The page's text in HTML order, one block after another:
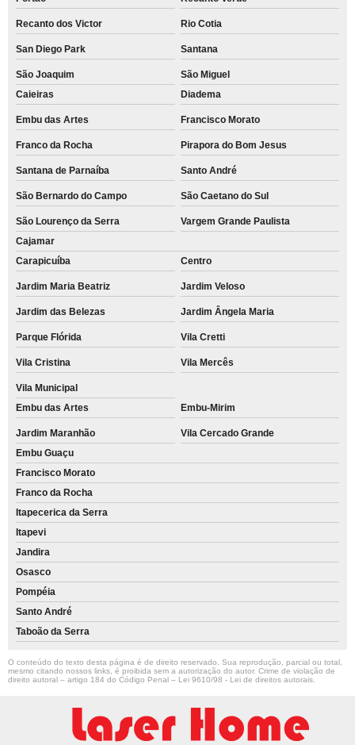
Recanto dos Victor Rio Cotia
San Diego Park Santana
São Joaquim
São Miguel
Caieiras
Diadema
Embu das Artes Francisco Morato
Franco da Rocha Pirapora do Bom Jesus
Santana de Parnaíba Santo André
São Bernardo do Campo São Caetano do Sul
São Lourenço da Serra
Vargem Grande Paulista
Cajamar
Carapicuíba
Centro
Jardim Maria Beatriz Jardim Veloso
Jardim das Belezas Jardim Ângela Maria
Parque Flórida Vila Cretti
Vila Cristina Vila Mercês
Vila Municipal
Embu das Artes
Embu-Mirim
Jardim Maranhão
Vila Cercado Grande
Embu Guaçu
Francisco Morato
Franco da Rocha
Itapecerica da Serra
Itapevi
Jandira
Osasco
Pompéia
Santo André
Taboão da Serra
O conteúdo do texto desta página é de direito reservado. Sua reprodução, parcial ou total,
mesmo citando nossos links, é proibida sem a autorização do autor. Crime de violação de
direito autoral – artigo 184 do Código Penal – Lei 9610/98 - Lei de direitos autorais